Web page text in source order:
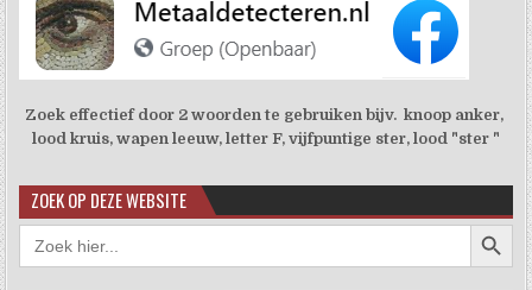
Zoek effectief door 2 woorden te gebruiken bijv. knoop anker,
lood kruis, wapen leeuw, letter F, vijfpuntige ster, lood "ster "
ZOEK OP DEZE WEBSITE
Zoek
naar: